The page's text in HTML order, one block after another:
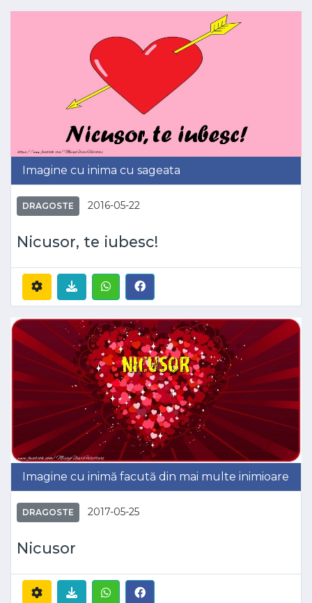
Imagine cu inima cu sageata
DRAGOSTE 2016-05-22
Nicusor, te iubesc!
Imagine cu inimă facută din mai multe inimioare
DRAGOSTE 2017-05-25
Nicusor